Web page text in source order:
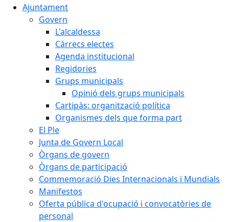
Ajuntament
Govern
L'alcaldessa
Càrrecs electes
Agenda institucional
Regidories
Grups municipals
Opinió dels grups municipals
Cartipàs: organització política
Organismes dels que forma part
El Ple
Junta de Govern Local
Òrgans de govern
Òrgans de participació
Commemoració Dies Internacionals i Mundials
Manifestos
Oferta pública d'ocupació i convocatòries de
personal